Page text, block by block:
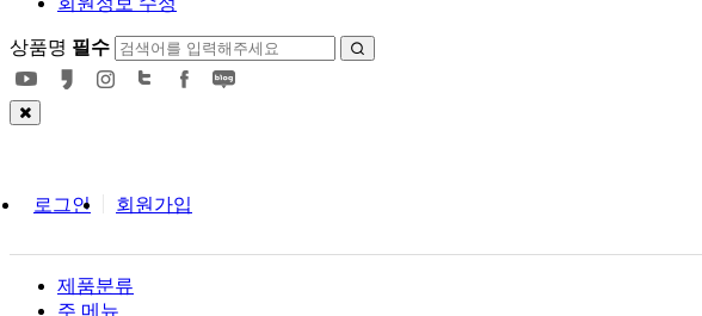
상품명 필수
원로그인 회원가입
제품분류
주 메뉴